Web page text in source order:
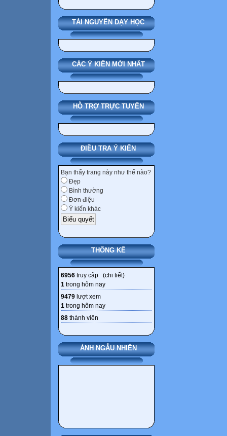
TÀI NGUYÊN DẠY HỌC
CÁC Ý KIẾN MỚI NHẤT
HỖ TRỢ TRỰC TUYẾN
ĐIỀU TRA Ý KIẾN
Bạn thấy trang này như thế nào?
Đẹp
Bình thường
Đơn điệu
Ý kiến khác
THỐNG KÊ
6956 truy cập (chi tiết)
1 trong hôm nay
9479 lượt xem
1 trong hôm nay
88 thành viên
ẢNH NGẪU NHIÊN